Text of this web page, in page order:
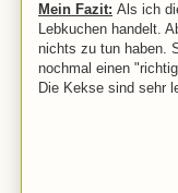
Mein Fazit: Als ich
Lebkuchen handelt.
nichts zu tun haben.
nochmal einen
Die Kekse sind sehr